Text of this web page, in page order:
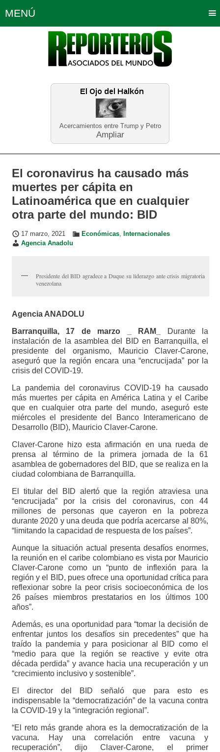
Acercamientos entre Trump y Petro
Ampliar
MENÚ
Política Opinión Bogotá
Planeta Tierra Deportes
Educación Neira
El coronavirus ha causado más
muertes per cápita en
Latinoamérica que en cualquier
otra parte del mundo: BID
17 marzo, 2021 Económicas,
Internacionales
Agencia Anadolu
Presidente del BID agradece a Duque su liderazgo ante crisis migratoria
venezolana
Agencia ANADOLU
Barranquilla, 17 de marzo _ RAM_
Durante la
instalación de la asamblea del BID en Barranquilla, el
presidente del organismo, Mauricio Claver-Carone,
aseguró que la región encara una “encrucijada” por la
crisis del COVID-19.
La pandemia del coronavirus COVID-19 ha causado
más muertes per cápita en América Latina y el Caribe
que en cualquier otra parte del mundo, aseguró este
miércoles el presidente del Banco Interamericano de
Desarrollo (BID), Mauricio Claver-Carone.
Claver-Carone hizo esta afirmación en una rueda de
prensa al término de la primera jornada de la 61
asamblea de gobernadores del BID, que se realiza en la
ciudad colombiana de Barranquilla.
El titular del BID alertó que la región atraviesa una
“encrucijada” por la crisis del coronavirus, con 44
millones de personas que cayeron en la pobreza
durante 2020 y una deuda que podría acercarse al 80%,
“limitando la capacidad de respuesta de los países”.
Aunque la situación actual presenta desafíos enormes,
la reunión en el caribe colombiano es vista por Mauricio
Claver-Carone como un “punto de inflexión para la
región y el BID, pues ofrece una oportunidad crítica para
reflexionar sobre la peor crisis socioeconómica de los
26 países miembros prestatarios en los últimos 100
años”.
Además, es una oportunidad para “tomar la decisión de
enfrentar juntos los desafíos sin precedentes” que ha
traído la pandemia y para posicionar al BID como el
“medio para que la región se reactive y evite otra
década perdida” y avance hacia una recuperación y un
“crecimiento inclusivo y sostenible”.
El director del BID señaló que para esto es
indispensable la “democratización” de la vacuna contra
la COVID-19 y la “integración regional”.
“El reto más grande ahora es la democratización de la
vacuna. Hay una correlación entre vacuna y
recuperación”, dijo Claver-Carone, el primer